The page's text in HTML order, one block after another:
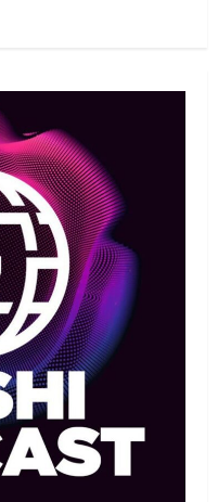
Әшімов жайлы
айтты
Бокс
Азия
кім барады?
Күрес
жоқ”: Өзбек
үш есе ауыр
жеңді